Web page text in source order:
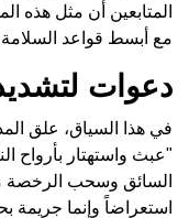
المتابعين أن مثل هذه
مع أبسط قواعد السلامة
دعوات
في هذا السياق، علق
"عبث واستهتار
السائق وسحب
استعراضاً وإنما